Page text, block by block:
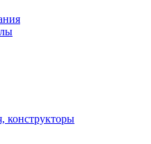
конструкторы